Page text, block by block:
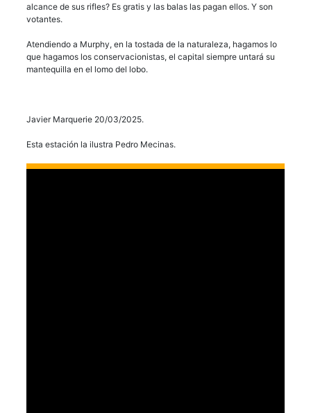
alcance de sus rifles? Es gratis y las balas las pagan ellos. Y son
votantes.
Atendiendo a Murphy, en la tostada de la naturaleza, hagamos lo
que hagamos los conservacionistas, el capital siempre untará su
mantequilla en el lomo del lobo.
Javier Marquerie 20/03/2025.
Esta estación la ilustra Pedro Mecinas.